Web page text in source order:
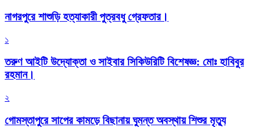
নাগরপুরে শাশুড়ি হত্যাকারী পুত্রবধু গ্রেফতার।
১
তরুণ আইটি উদ্যোক্তা ও সাইবার সিকিউরিটি বিশেষজ্ঞ: মোঃ হাবিবুর
রহমান।
২
গোমস্তাপুরে সাপের কামড়ে বিছানায় ঘুমন্ত অবস্থায় শিশুর মৃত্যু